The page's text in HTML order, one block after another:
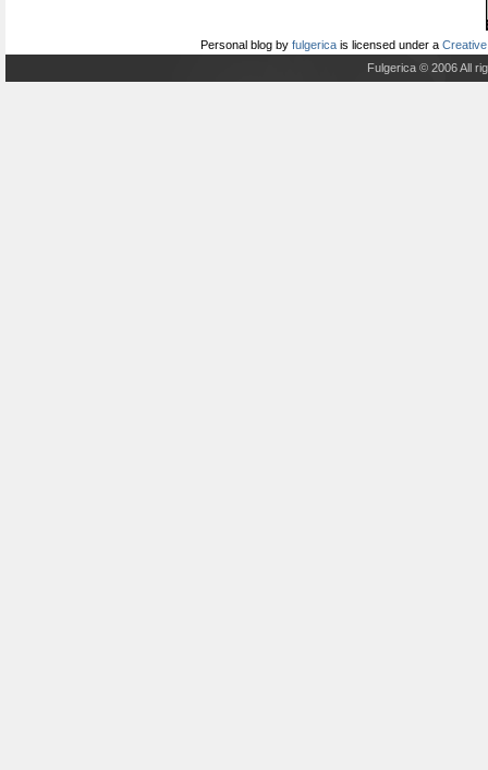
Personal blog by fulgerica is licensed under a
Fulgerica © 2006 All